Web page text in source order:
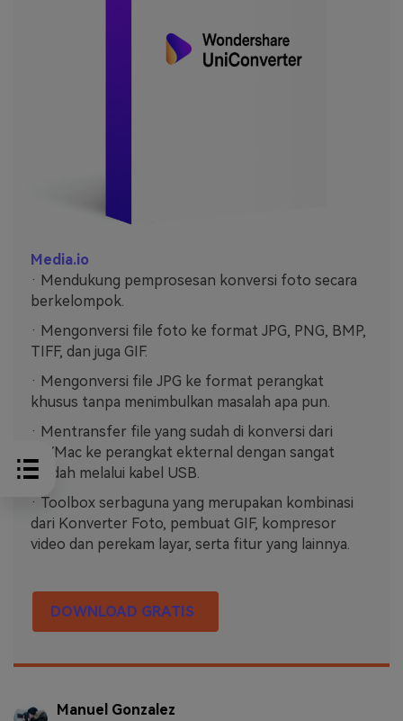
Media.io
· Mendukung pemprosesan konversi foto secara
berkelompok.
· Mengonversi file foto ke format JPG, PNG, BMP,
TIFF, dan juga GIF.
· Mengonversi file JPG ke format perangkat
khusus tanpa menimbulkan masalah apa pun.
· Mentransfer file yang sudah di konversi dari
PC/Mac ke perangkat ekternal dengan sangat
mudah melalui kabel USB.
· Toolbox serbaguna yang merupakan kombinasi
dari Konverter Foto, pembuat GIF, kompresor
video dan perekam layar, serta fitur yang lainnya.
DOWNLOAD GRATIS
Manuel Gonzalez